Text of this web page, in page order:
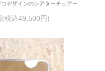
ザインのシアターチェアー
税込49,500円)